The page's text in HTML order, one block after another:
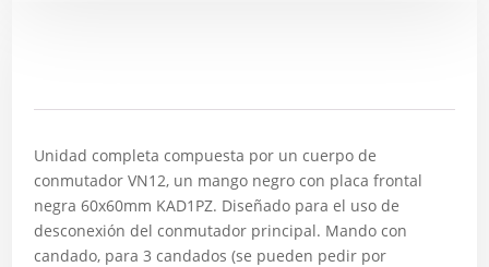
Unidad completa compuesta por un cuerpo de
conmutador VN12, un mango negro con placa frontal
negra 60x60mm KAD1PZ. Diseñado para el uso de
desconexión del conmutador principal. Mando con
candado, para 3 candados (se pueden pedir por